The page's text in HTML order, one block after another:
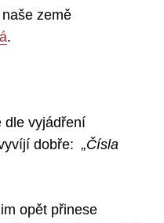
země
.
dle vyjádření
dobře: „Čísla
opět přinese